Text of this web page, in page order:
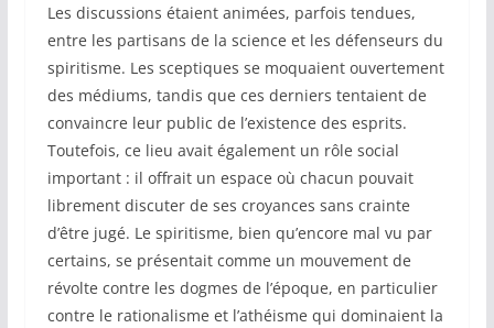
Les discussions étaient animées, parfois tendues,
entre les partisans de la science et les défenseurs du
spiritisme. Les sceptiques se moquaient ouvertement
des médiums, tandis que ces derniers tentaient de
convaincre leur public de l’existence des esprits.
Toutefois, ce lieu avait également un rôle social
important : il offrait un espace où chacun pouvait
librement discuter de ses croyances sans crainte
d’être jugé. Le spiritisme, bien qu’encore mal vu par
certains, se présentait comme un mouvement de
révolte contre les dogmes de l’époque, en particulier
contre le rationalisme et l’athéisme qui dominaient la